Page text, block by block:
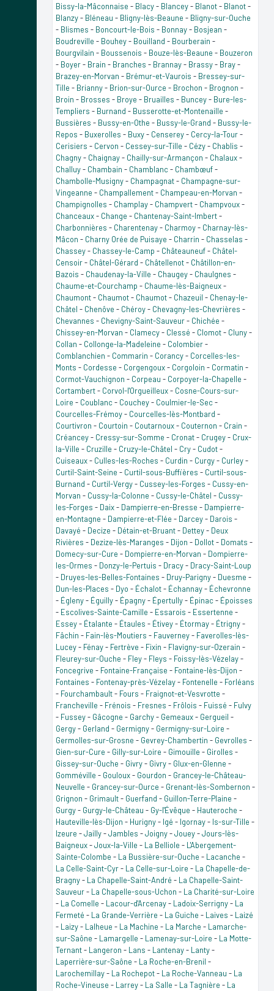
Bissy-la-Mâconnaise - Blacy- Blancey- Blanot- Blanot-
Blanzy- Bléneau - Bligny-lès-Beaune - Bligny-sur-Ouche
- Blismes - Boncourt-le-Bois - Bonnay- Bosjean -
Boudreville - Bouhey- Bouilland - Bourberain -
Bourgvilain - Boussenois - Bouze-lès-Beaune - Bouzeron
- Boyer- Brain - Branches - Brannay- Brassy- Bray-
Brazey-en-Morvan - Brémur-et-Vaurois - Bressey-sur-
Tille - Brianny- Brion-sur-Ource - Brochon - Brognon -
Broin - Brosses - Broye - Bruailles - Buncey- Bure-les-
Templiers - Burnand - Busserotte-et-Montenaille -
Bussières - Bussy-en-Othe - Bussy-le-Grand - Bussy-le-
Repos - Buxerolles - Buxy- Censerey- Cercy-la-Tour-
Cerisiers - Cervon - Cessey-sur-Tille - Cézy- Chablis -
Chagny- Chaignay- Chailly-sur-Armançon - Chalaux-
Challuy- Chambain - Chamblanc - Chambœuf-
Chambolle-Musigny- Champagnat- Champagne-sur-
Vingeanne - Champallement- Champeau-en-Morvan -
Champignolles - Champlay- Champvert- Champvoux-
Chanceaux- Change - Chantenay-Saint-Imbert-
Charbonnières - Charentenay- Charmoy- Charnay-lès-
Mâcon - Charny Orée de Puisaye - Charrin - Chasselas -
Chassey- Chassey-le-Camp - Châteauneuf- Châtel-
Censoir- Châtel-Gérard - Châtellenot- Châtillon-en-
Bazois - Chaudenay-la-Ville - Chaugey- Chaulgnes -
Chaume-et-Courchamp - Chaume-lès-Baigneux-
Chaumont- Chaumot- Chaumot- Chazeuil - Chenay-le-
Châtel - Chenôve - Chéroy- Chevagny-les-Chevrières -
Chevannes - Chevigny-Saint-Sauveur- Chichée -
Chissey-en-Morvan - Clamecy- Clessé - Clomot- Cluny-
Collan - Collonge-la-Madeleine - Colombier-
Comblanchien - Commarin - Corancy- Corcelles-les-
Monts - Cordesse - Corgengoux- Corgoloin - Cormatin -
Cormot-Vauchignon - Corpeau - Corpoyer-la-Chapelle -
Cortambert- Corvol-l'Orgueilleux- Cosne-Cours-sur-
Loire - Coublanc - Couchey- Coulmier-le-Sec -
Courcelles-Frémoy- Courcelles-lès-Montbard -
Courtivron - Courtoin - Coutarnoux- Couternon - Crain -
Créancey- Cressy-sur-Somme - Cronat- Crugey- Crux-
la-Ville - Cruzille - Cruzy-le-Châtel - Cry- Cudot-
Cuiseaux- Culles-les-Roches - Curdin - Curgy- Curley-
Curtil-Saint-Seine - Curtil-sous-Buffières - Curtil-sous-
Burnand - Curtil-Vergy- Cussey-les-Forges - Cussy-en-
Morvan - Cussy-la-Colonne - Cussy-le-Châtel - Cussy-
les-Forges - Daix- Dampierre-en-Bresse - Dampierre-
en-Montagne - Dampierre-et-Flée - Darcey- Darois -
Davayé - Decize - Détain-et-Bruant- Dettey- Deux
Rivières - Dezize-lès-Maranges - Dijon - Dollot- Domats -
Domecy-sur-Cure - Dompierre-en-Morvan - Dompierre-
les-Ormes - Donzy-le-Pertuis - Dracy- Dracy-Saint-Loup
- Druyes-les-Belles-Fontaines - Druy-Parigny- Duesme -
Dun-les-Places - Dyo - Échalot- Échannay- Échevronne
- Égleny- Éguilly- Épagny- Épertully- Épinac - Époisses
- Escolives-Sainte-Camille - Essarois - Essertenne -
Essey- Étalante - Étaules - Étivey- Étormay- Étrigny-
Fâchin - Fain-lès-Moutiers - Fauverney- Faverolles-lès-
Lucey- Fénay- Fertrève - Fixin - Flavigny-sur-Ozerain -
Fleurey-sur-Ouche - Fley- Fleys - Foissy-lès-Vézelay-
Foncegrive - Fontaine-Française - Fontaine-lès-Dijon -
Fontaines - Fontenay-près-Vézelay- Fontenelle - Forléans
- Fourchambault- Fours - Fraignot-et-Vesvrotte -
Francheville - Frénois - Fresnes - Frôlois - Fuissé - Fulvy
- Fussey- Gâcogne - Garchy- Gemeaux- Gergueil -
Gergy- Gerland - Germigny- Germigny-sur-Loire -
Germolles-sur-Grosne - Gevrey-Chambertin - Gevrolles -
Gien-sur-Cure - Gilly-sur-Loire - Gimouille - Girolles -
Gissey-sur-Ouche - Givry- Givry- Glux-en-Glenne -
Gomméville - Gouloux- Gourdon - Grancey-le-Château-
Neuvelle - Grancey-sur-Ource - Grenant-lès-Sombernon -
Grignon - Grimault- Guerfand - Guillon-Terre-Plaine -
Gurgy- Gurgy-le-Château - Gy-l'Évêque - Hauteroche -
Hauteville-lès-Dijon - Hurigny- Igé - Igornay- Is-sur-Tille -
Izeure -Jailly-Jambles -Joigny-Jouey-Jours-lès-
Baigneux-Joux-la-Ville - La Belliole - L'Abergement-
Sainte-Colombe - La Bussière-sur-Ouche - Lacanche -
La Celle-Saint-Cyr- La Celle-sur-Loire - La Chapelle-de-
Bragny- La Chapelle-Saint-André - La Chapelle-Saint-
Sauveur- La Chapelle-sous-Uchon - La Charité-sur-Loire
- La Comelle - Lacour-d'Arcenay- Ladoix-Serrigny- La
Fermeté - La Grande-Verrière - La Guiche - Laives - Laizé
- Laizy- Lalheue - La Machine - La Marche - Lamarche-
sur-Saône - Lamargelle - Lamenay-sur-Loire - La Motte-
Ternant- Langeron - Lans - Lantenay- Lanty-
Laperrière-sur-Saône - La Roche-en-Brenil -
Larochemillay- La Rochepot- La Roche-Vanneau - La
Roche-Vineuse - Larrey- La Salle - La Tagnière - La